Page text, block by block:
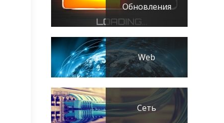
Обновления
Web
Сеть